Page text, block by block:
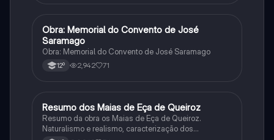
Português
Obra: Memorial do Convento de José
Saramago
Obra: Memorial do Convento de José Saramago
12º 2,942 71
Português
Resumo dos Maias de Eça de Queiroz
Resumo da obra os Maias de Eça de Queiroz.
Naturalismo e realismo, caracterização dos